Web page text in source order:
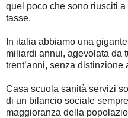
quel poco che sono riusciti
tasse.
In italia abbiamo una
miliardi annui, agevolata da
trent’anni, senza distinzione
Casa scuola sanità servizi
di un bilancio sociale
maggioranza della